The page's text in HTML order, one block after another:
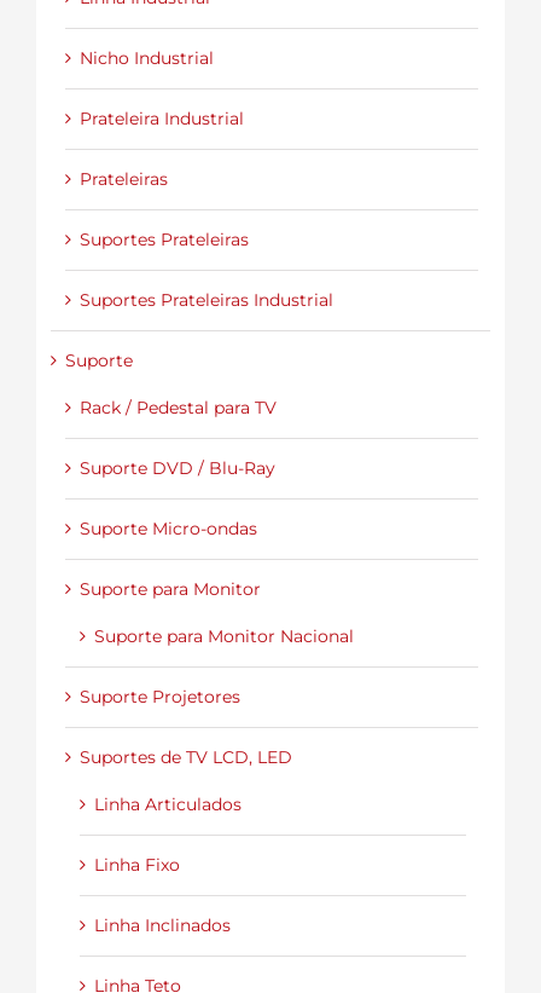
Nicho Industrial
Prateleira Industrial
Prateleiras
Suportes Prateleiras
Suportes Prateleiras Industrial
Suporte
Rack / Pedestal para TV
Suporte DVD / Blu-Ray
Suporte Micro-ondas
Suporte para Monitor
Suporte para Monitor Nacional
Suporte Projetores
Suportes de TV LCD, LED
Linha Articulados
Linha Fixo
Linha Inclinados
Linha Teto